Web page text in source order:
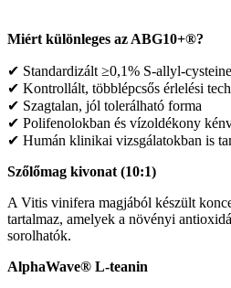
Miért különleges az ABG10+®?
✔ Standardizált ≥0,1% S-allyl-
✔ Kontrollált, többlépcsős érlelési
✔ Szagtalan, jól tolerálható forma
✔ Polifenolokban és vízoldékony
✔ Humán klinikai vizsgálatokban is
Szőlőmag kivonat (10:1)
A Vitis vinifera magjából készült
tartalmaz, amelyek a növényi
sorolhatók.
AlphaWave® L-teanin